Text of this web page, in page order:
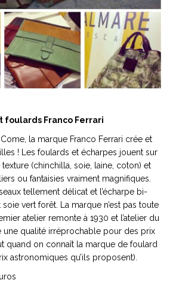
foulards Franco Ferrari
la marque Franco Ferrari crée et
! Les foulards et écharpes jouent sur
(chinchilla, soie, laine, coton) et
ou fantaisies vraiment magnifiques.
tellement délicat et l’écharpe bi-
vert forêt. La marque n’est pas toute
atelier remonte à 1930 et l’atelier du
une qualité irréprochable pour des prix
quand on connaît la marque de foulard
astronomiques qu’ils proposent).